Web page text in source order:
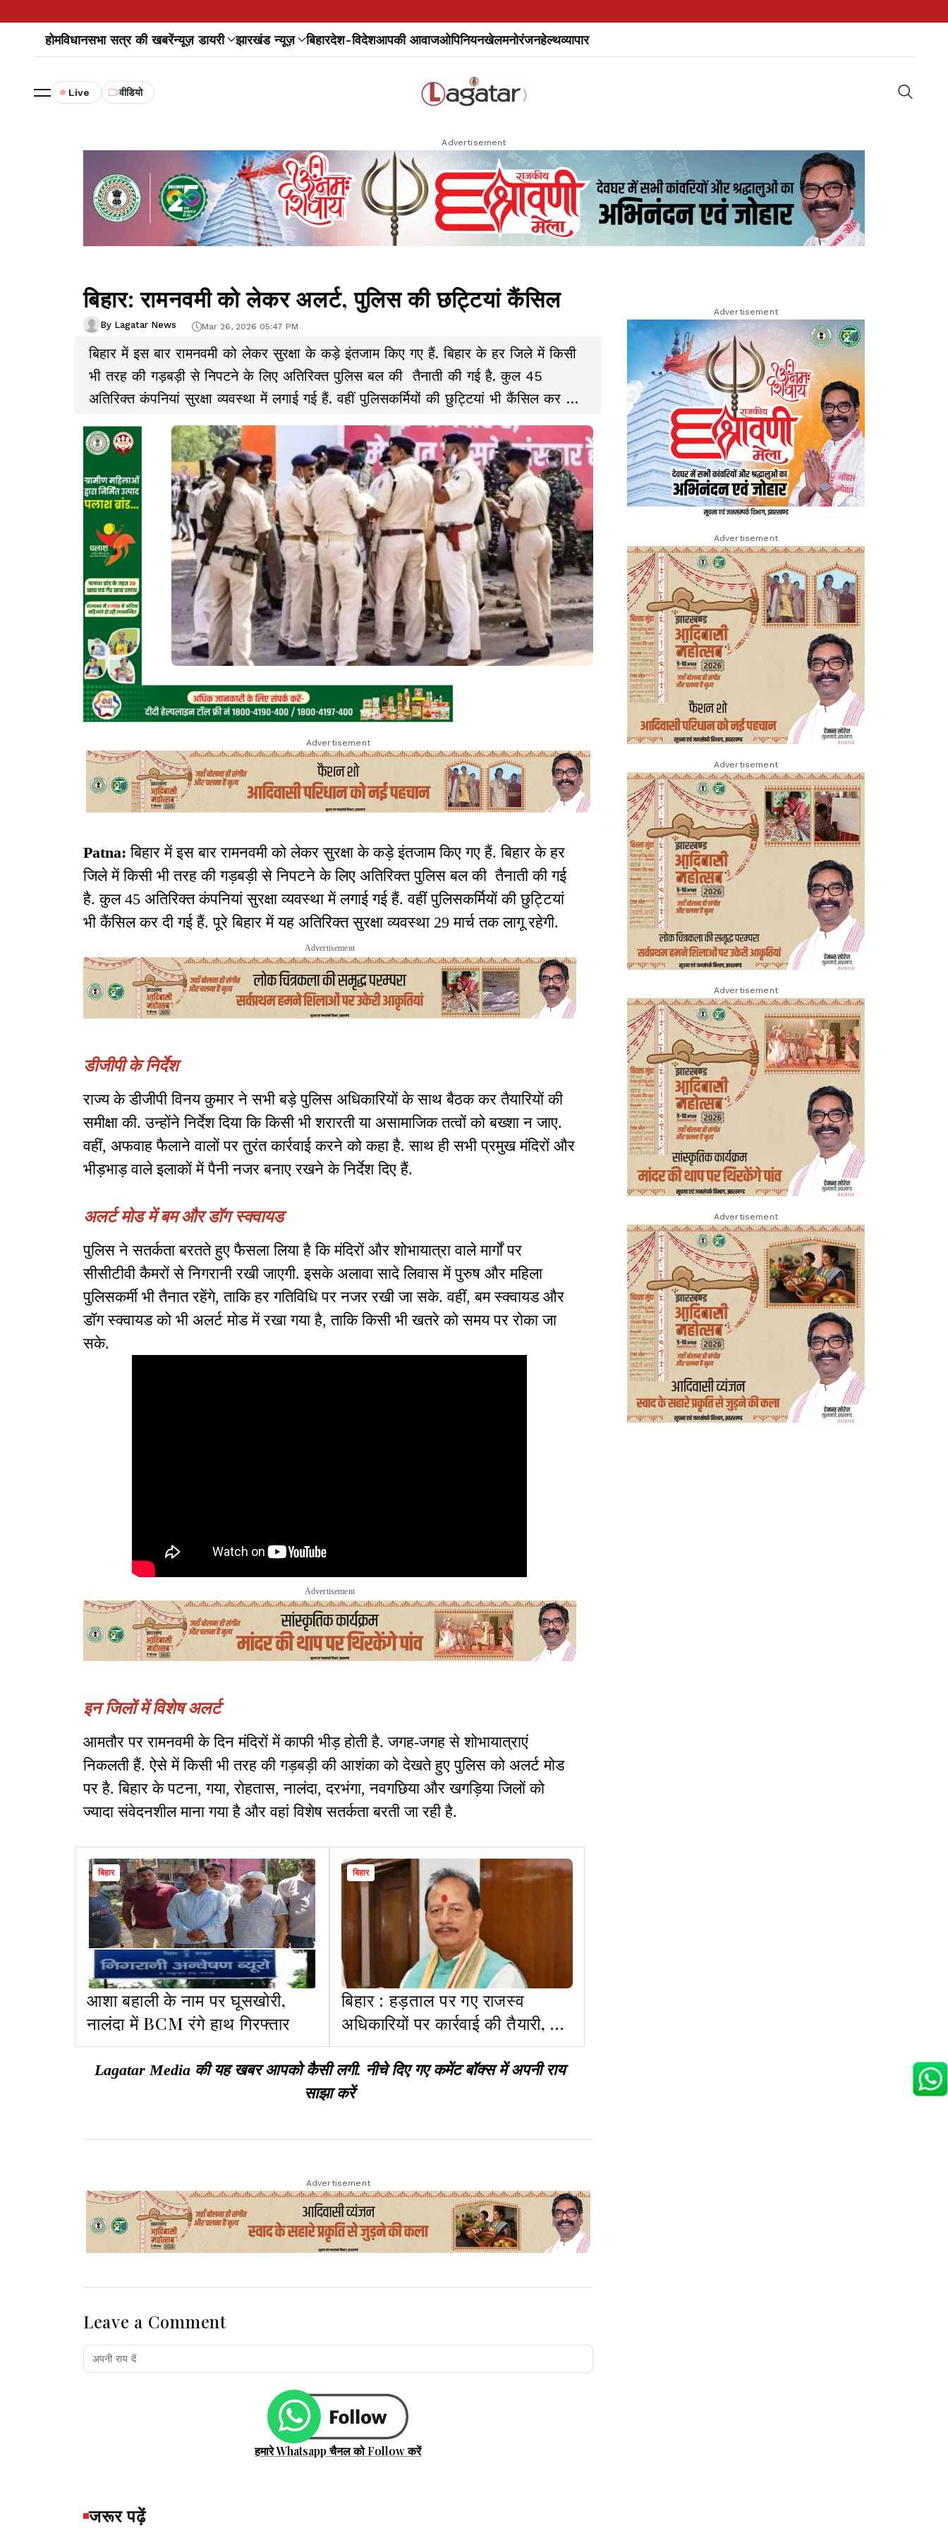
होमविधानसभा सत्र की खबरेंन्यूज़ डायरी झारखंड न्यूज़ बिहारदेश-विदेशआपकी आवाजओपिनियनखेलमनोरंजनहेल्थव्यापार
Live वीडियो
Advertisement
बिहार: रामनवमी को लेकर अलर्ट, पुलिस की छट्टियां कैंसिल
By Lagatar News Mar 26, 2026 05:47 PM
बिहार में इस बार रामनवमी को लेकर सुरक्षा के कड़े इंतजाम किए गए हैं. बिहार के हर जिले में किसी
भी तरह की गड़बड़ी से निपटने के लिए अतिरिक्त पुलिस बल की तैनाती की गई है. कुल 45
अतिरिक्त कंपनियां सुरक्षा व्यवस्था में लगाई गई हैं. वहीं पुलिसकर्मियों की छुट्टियां भी कैंसिल कर दी
Advertisement
Patna:बिहार में इस बार रामनवमी को लेकर सुरक्षा के कड़े इंतजाम किए गए हैं. बिहार के हर
जिले में किसी भी तरह की गड़बड़ी से निपटने के लिए अतिरिक्त पुलिस बल की तैनाती की गई
है. कुल 45 अतिरिक्त कंपनियां सुरक्षा व्यवस्था में लगाई गई हैं. वहीं पुलिसकर्मियों की छुट्टियां
भी कैंसिल कर दी गई हैं. पूरे बिहार में यह अतिरिक्त सुरक्षा व्यवस्था 29 मार्च तक लागू रहेगी.
Advertisement
डीजीपी के निर्देश
राज्य के डीजीपी विनय कुमार ने सभी बड़े पुलिस अधिकारियों के साथ बैठक कर तैयारियों की
समीक्षा की. उन्होंने निर्देश दिया कि किसी भी शरारती या असामाजिक तत्वों को बख्शा न जाए.
वहीं, अफवाह फैलाने वालों पर तुरंत कार्रवाई करने को कहा है. साथ ही सभी प्रमुख मंदिरों और
भीड़भाड़ वाले इलाकों में पैनी नजर बनाए रखने के निर्देश दिए हैं.
अलर्ट मोड में बम और डॉग स्क्वायड
पुलिस ने सतर्कता बरतते हुए फैसला लिया है कि मंदिरों और शोभायात्रा वाले मार्गों पर
सीसीटीवी कैमरों से निगरानी रखी जाएगी. इसके अलावा सादे लिवास में पुरुष और महिला
पुलिसकर्मी भी तैनात रहेंगे, ताकि हर गतिविधि पर नजर रखी जा सके. वहीं, बम स्क्वायड और
डॉग स्क्वायड को भी अलर्ट मोड में रखा गया है, ताकि किसी भी खतरे को समय पर रोका जा
सके.
Advertisement
इन जिलों में विशेष अलर्ट
आमतौर पर रामनवमी के दिन मंदिरों में काफी भीड़ होती है. जगह-जगह से शोभायात्राएं
निकलती हैं. ऐसे में किसी भी तरह की गड़बड़ी की आशंका को देखते हुए पुलिस को अलर्ट मोड
पर है. बिहार के पटना, गया, रोहतास, नालंदा, दरभंगा, नवगछिया और खगड़िया जिलों को
ज्यादा संवेदनशील माना गया है और वहां विशेष सतर्कता बरती जा रही है.
बिहार
आशा बहाली के नाम पर घूसखोरी,
नालंदा में BCM रंगे हाथ गिरफ्तार
बिहार
बिहार : हड़ताल पर गए राजस्व
अधिकारियों पर कार्रवाई की तैयारी, बन
रही लिस्ट
Lagatar Media की यह खबर आपको कैसी लगी. नीचे दिए गए कमेंट बॉक्स में अपनी राय
साझा करें
Advertisement
Leave a Comment
हमारे Whatsapp चैनल को Follow करें
जरूर पढ़ें
Advertisement
Advertisement
Advertisement
Advertisement
Advertisement